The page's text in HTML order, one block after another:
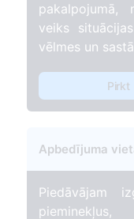
pakalpojumā,
veiks
vēlmes un
Pirkt
Apbedījuma
Piedāvājam